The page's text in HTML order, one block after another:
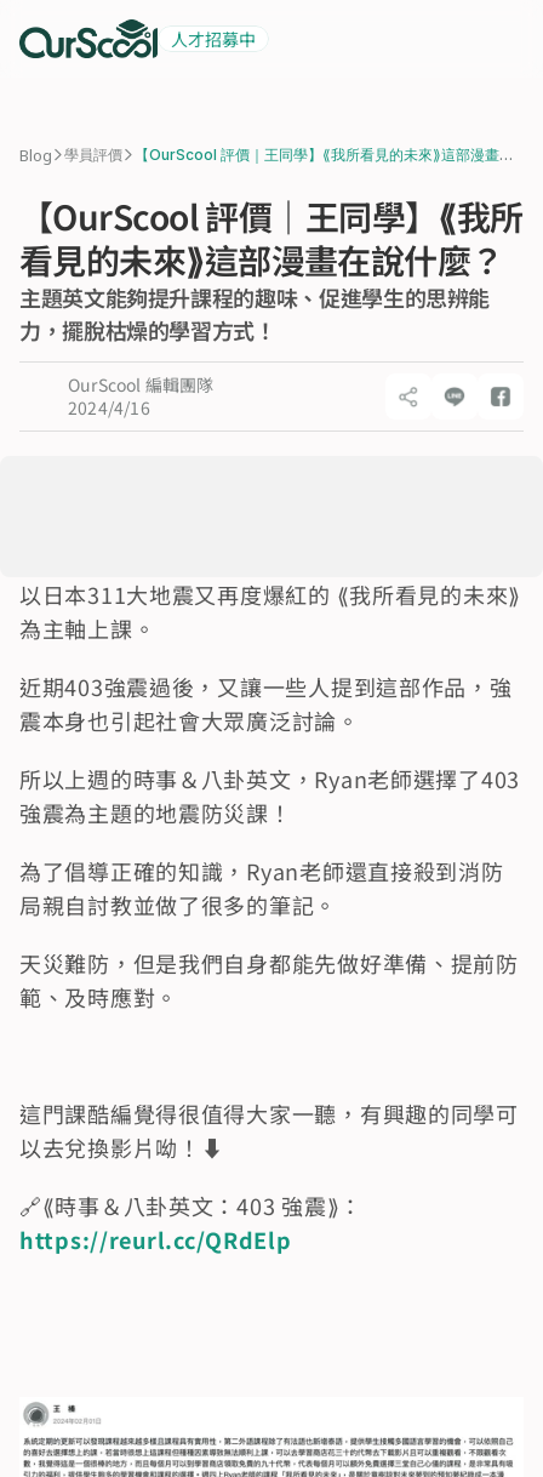
人才招募中
Blog>學員評價>
【OurScool 評價｜王同學】⟪我所看見的未來⟫這部漫畫在
【OurScool 評價｜王同學】⟪我所
看見的未來⟫這部漫畫在說什麼？
主題英文能夠提升課程的趣味、促進學生的思辨能
力，擺脫枯燥的學習方式！
OurScool 編輯團隊
2024/4/16
以日本311大地震又再度爆紅的 ⟪我所看見的未來⟫
為主軸上課。
近期403強震過後，又讓一些人提到這部作品，強
震本身也引起社會大眾廣泛討論。
所以上週的時事＆八卦英文，Ryan老師選擇了403
強震為主題的地震防災課！
為了倡導正確的知識，Ryan老師還直接殺到消防
局親自討教並做了很多的筆記。
天災難防，但是我們自身都能先做好準備、提前防
範、及時應對。
這門課酷編覺得很值得大家一聽，有興趣的同學可
以去兌換影片呦！⬇️
🔗⟪時事＆八卦英文：403 強震⟫：
https://reurl.cc/QRdElp